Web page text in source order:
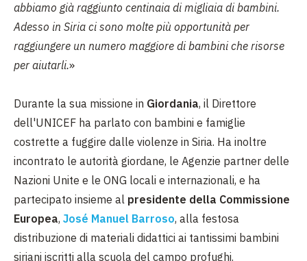
abbiamo già raggiunto centinaia di migliaia di bambini.
Adesso in Siria ci sono molte più opportunità per
raggiungere un numero maggiore di bambini che risorse
per aiutarli.»
Durante la sua missione in Giordania, il Direttore
dell'UNICEF ha parlato con bambini e famiglie
costrette a fuggire dalle violenze in Siria. Ha inoltre
incontrato le autorità giordane, le Agenzie partner delle
Nazioni Unite e le ONG locali e internazionali, e ha
partecipato insieme al presidente della Commissione
Europea, José Manuel Barroso, alla festosa
distribuzione di materiali didattici ai tantissimi bambini
siriani iscritti alla scuola del campo profughi.